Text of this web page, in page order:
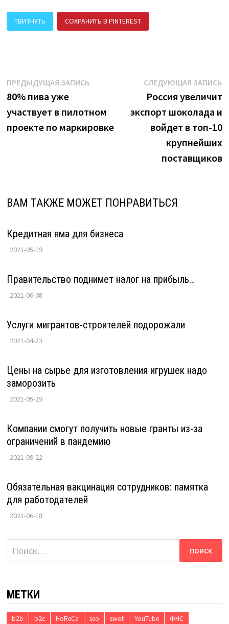
ТВИТНУТЬ СОХРАНИТЬ В PINTEREST
Навигация
по
записям
ПРЕДЫДУЩАЯ ЗАПИСЬПредыдущая
80% пива уже
участвует в пилотном
проекте по маркировке
СЛЕДУЮЩАЯ ЗАПИСЬ
Россия увеличит
экспорт шоколада и
войдет в топ-10
крупнейших
поставщиков
ВАМ ТАКЖЕ МОЖЕТ ПОНРАВИТЬСЯ
Кредитная яма для бизнеса
2021-05-19
Правительство поднимет налог на прибыль…
2021-06-08
Услуги мигрантов-строителей подорожали
2021-04-23
Цены на сырье для изготовления игрушек надо
заморозить
2021-05-29
Компании смогут получить новые гранты из-за
ограничений в пандемию
2021-09-22
Обязательная вакцинация сотрудников: памятка
для работодателей
2021-06-18
Найти:
МЕТКИ
b2b b2c HoReCa seo swot YouTube
ФНС